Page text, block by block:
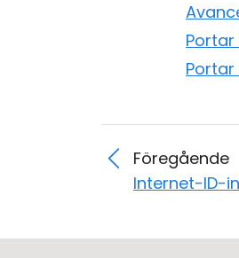
Föregående
Internet-ID-